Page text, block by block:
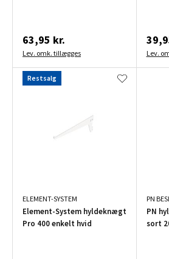
63,95 kr.
Lev. omk. tillægges Lev.
Restsalg
ELEMENT-SYSTEM
Element-System hyldeknægt
Pro 400 enkelt hvid
PN
PN
sort